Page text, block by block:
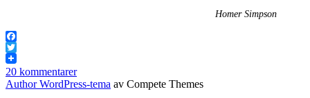
Homer Simpson
Facebook
Twitter
20 kommentarer
Author WordPress-tema av Compete Themes